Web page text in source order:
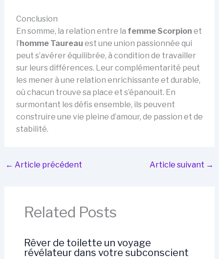
Conclusion
En somme, la relation entre la femme Scorpion et
l’homme Taureau est une union passionnée qui
peut s’avérer équilibrée, à condition de travailler
sur leurs différences. Leur complémentarité peut
les mener à une relation enrichissante et durable,
où chacun trouve sa place et s’épanouit. En
surmontant les défis ensemble, ils peuvent
construire une vie pleine d’amour, de passion et de
stabilité.
← Article précédent Article suivant →
Related Posts
Rêver de toilette un voyage
révélateur dans votre subconscient